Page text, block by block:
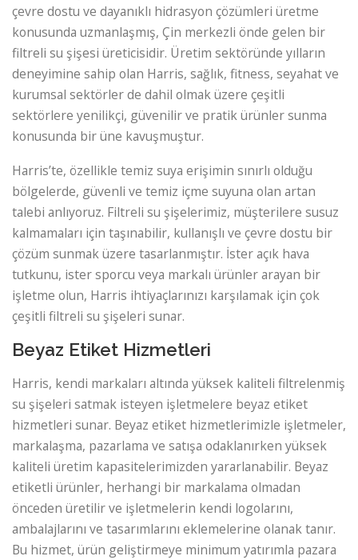
çevre dostu ve dayanıklı hidrasyon çözümleri üretme
konusunda uzmanlaşmış, Çin merkezli önde gelen bir
filtreli su şişesi üreticisidir. Üretim sektöründe yılların
deneyimine sahip olan Harris, sağlık, fitness, seyahat ve
kurumsal sektörler de dahil olmak üzere çeşitli
sektörlere yenilikçi, güvenilir ve pratik ürünler sunma
konusunda bir üne kavuşmuştur.
Harris’te, özellikle temiz suya erişimin sınırlı olduğu
bölgelerde, güvenli ve temiz içme suyuna olan artan
talebi anlıyoruz. Filtreli su şişelerimiz, müşterilere susuz
kalmamaları için taşınabilir, kullanışlı ve çevre dostu bir
çözüm sunmak üzere tasarlanmıştır. İster açık hava
tutkunu, ister sporcu veya markalı ürünler arayan bir
işletme olun, Harris ihtiyaçlarınızı karşılamak için çok
çeşitli filtreli su şişeleri sunar.
Beyaz Etiket Hizmetleri
Harris, kendi markaları altında yüksek kaliteli filtrelenmiş
su şişeleri satmak isteyen işletmelere beyaz etiket
hizmetleri sunar. Beyaz etiket hizmetlerimizle işletmeler,
markalaşma, pazarlama ve satışa odaklanırken yüksek
kaliteli üretim kapasitelerimizden yararlanabilir. Beyaz
etiketli ürünler, herhangi bir markalama olmadan
önceden üretilir ve işletmelerin kendi logolarını,
ambalajlarını ve tasarımlarını eklemelerine olanak tanır.
Bu hizmet, ürün geliştirmeye minimum yatırımla pazara